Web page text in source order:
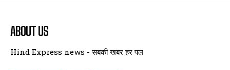
ABOUT US
Hind Express news - सबकी खबर हर पल